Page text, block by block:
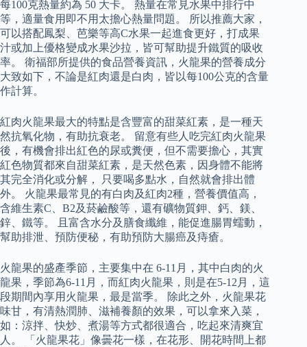
每100克熱量約為 50 大卡。 熱量在常見水果中排行中
等，適量食用即不用太擔心熱量問題。 所以推薦大家，
可以搭配鳳梨、芭樂等高C水果一起進食更好，打成果
汁或加上優格變成水果沙拉，皆可幫助提升鐵質的吸收
率。 衛福部所提供的食品營養資訊，火龍果的營養成分
大致如下，不論是紅肉還是白肉，皆以每100公克的含量
作計算。
紅肉火龍果最大的特點是含豐富的甜菜紅素，是一種天
然抗氧化物，有助抗衰老。 留意有些人吃完紅肉火龍果
後，有機會排出紅色的尿或糞便，但不需要擔心，其實
紅色物質都來自甜菜紅素，是天然色素，因身體不能將
其完全消化或分解， 只要喝多點水，自然就會排出體
外。 火龍果最常見的有白肉及紅肉2種，營養價值高，
含維生素C、B2及菸鹼酸等，還有礦物質鉀、鈣、鎂、
鋅、鐵等。 且富含水分及膳食纖維，能促進腸胃蠕動，
幫助排泄、預防便秘，有助預防大腸癌及痔瘡。
火龍果的盛產季節，主要集中在 6-11月，其中白肉的火
龍果，季節為6-11月，而紅肉火龍果，則是在5-12月，這
段期間內享用火龍果，最是當季。 除此之外，火龍果花
味甘，有清熱潤肺、滋補養顏的效果，可以拿來入菜，
如：涼拌、快炒、煮湯等方式都很適合，吃起來清爽宜
人。 「火龍果花」像曇花一樣，在花形、開花時間上都